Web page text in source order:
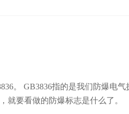
就要看做的防爆标志是什么了。